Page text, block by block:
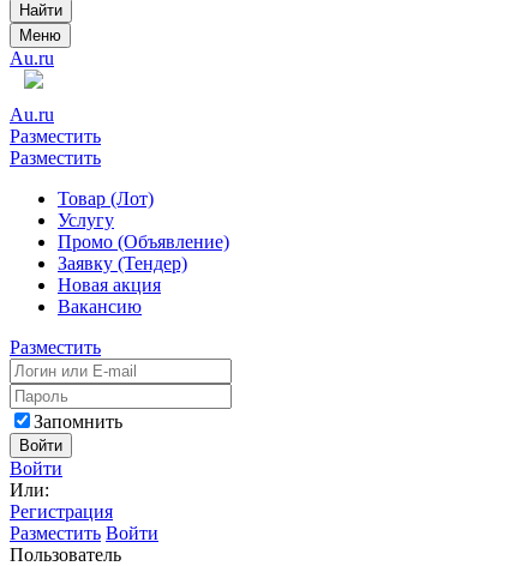
Найти
Меню
Au.ru
Au.ru
Разместить
Разместить
Товар (Лот)
Услугу
Промо (Объявление)
Заявку (Тендер)
Новая акция
Вакансию
Разместить
Запомнить
Войти
Войти
Или:
Регистрация
Разместить Войти
Пользователь